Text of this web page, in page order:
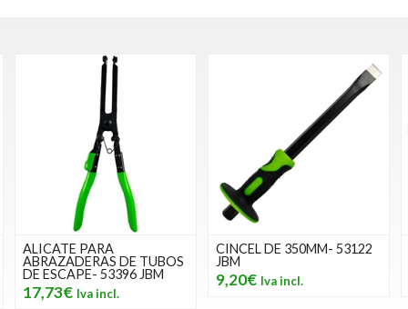
CINCEL DE 350MM- 53122
JBM
9,20€
CINTA MÉTRICA 3M X
16MM- 53025 JBM
3,39€